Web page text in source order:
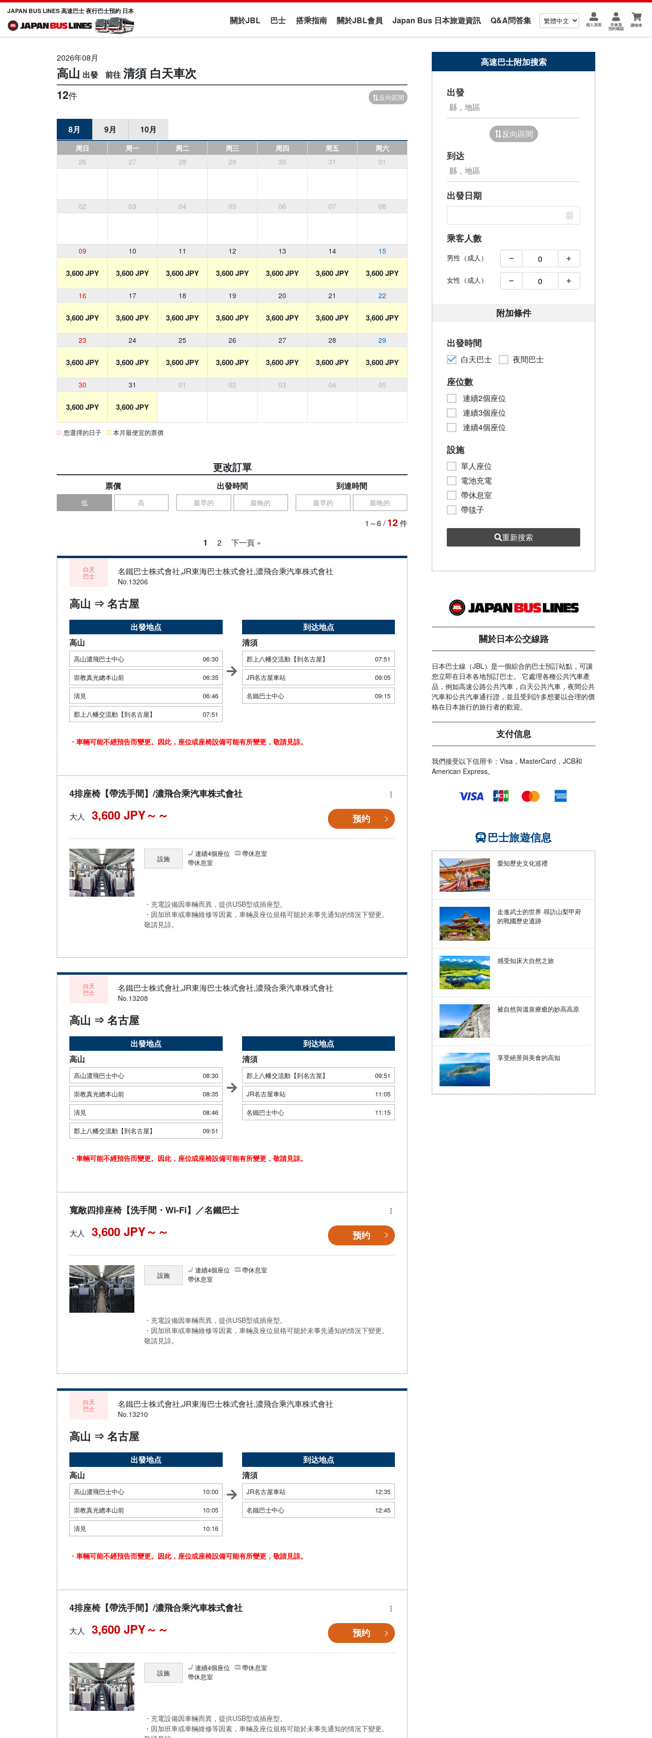
JAPAN BUS LINES 高速巴士 夜行巴士預約 日本
關於JBL 巴士 搭乘指南 關於JBL會員 Japan Bus 日本旅遊資訊 Q&A問答集 個人頁面 非會員
預約確認
購物車
2026年08月
高山 清須 白天車次
12件 反向區間
8月 9月 10月
周日 周一 周二 周三 周四 周五
周六
26
27 28 29 30 31 01
02 03 04 05 06 07 08
09 10 11 12 13 14 15
3,600 JPY 3,600 JPY 3,600 JPY 3,600 JPY 3,600 JPY 3,600 JPY 3,600 JPY
16 17 18 19 20 21 22
3,600 JPY 3,600 JPY 3,600 JPY 3,600 JPY 3,600 JPY 3,600 JPY 3,600 JPY
23 24 25 26 27 28 29
3,600 JPY 3,600 JPY 3,600 JPY 3,600 JPY 3,600 JPY 3,600 JPY 3,600 JPY
30 31 01 02 03 04 05
3,600 JPY 3,600 JPY
您選擇的日子 本月最便宜的票價
更改訂單
票價
低 高
出發時間
最早的 最晚的
到達時間
最早的 最晚的
1～6/12件
1
2 下一頁 »
白天
巴士 名鐵巴士株式會社,JR東海巴士株式會社,濃飛合乘汽車株式會社
No.13206
高山 ⇒ 名古屋
出發地点
高山
高山濃飛巴士中心
06:30
崇教真光總本山前
06:35
清見
06:46
郡上八幡交流動【到名古屋】
07:51
到达地点
清須
郡上八幡交流動【到名古屋】
07:51
JR名古屋車站
09:05
名鐵巴士中心
09:15
・車輛可能不經預告而變更。因此，座位或座椅設備可能有所變更，敬請見諒。
4排座椅【帶洗手間】/濃飛合乘汽車株式會社
大人 3,600 JPY～ 预约
設施
連續4個座位
帶休息室
帶休息室
・充電設備因車輛而異，提供USB型或插座型。
・因加班車或車輛維修等因素，車輛及座位規格可能於未事先通知的情況下變更。
敬請見諒。
白天
巴士 名鐵巴士株式會社,JR東海巴士株式會社,濃飛合乘汽車株式會社
No.13208
高山 ⇒ 名古屋
出發地点
高山
高山濃飛巴士中心
08:30
崇教真光總本山前
08:35
清見
08:46
郡上八幡交流動【到名古屋】
09:51
到达地点
清須
郡上八幡交流動【到名古屋】
09:51
JR名古屋車站
11:05
名鐵巴士中心
11:15
・車輛可能不經預告而變更。因此，座位或座椅設備可能有所變更，敬請見諒。
寬敞四排座椅【洗手間・Wi-Fi】／名鐵巴士
大人 3,600 JPY～ 预约
設施
連續4個座位
帶休息室
帶休息室
・充電設備因車輛而異，提供USB型或插座型。
・因加班車或車輛維修等因素，車輛及座位規格可能於未事先通知的情況下變更。
敬請見諒。
白天
巴士 名鐵巴士株式會社,JR東海巴士株式會社,濃飛合乘汽車株式會社
No.13210
高山 ⇒ 名古屋
出發地点
高山
高山濃飛巴士中心
10:00
崇教真光總本山前
10:05
清見
10:16
到达地点
清須
JR名古屋車站
12:35
名鐵巴士中心
12:45
・車輛可能不經預告而變更。因此，座位或座椅設備可能有所變更，敬請見諒。
4排座椅【帶洗手間】/濃飛合乘汽車株式會社
大人 3,600 JPY～ 预约
設施
連續4個座位
帶休息室
帶休息室
・充電設備因車輛而異，提供USB型或插座型。
・因加班車或車輛維修等因素，車輛及座位規格可能於未事先通知的情況下變更。
高速巴士附加搜索
出發
反向區間
到达
出發日期
乘客人數
男性（成人）
女性（成人）
附加條件
出發時間
白天巴士 夜間巴士
座位數
連續2個座位
連續3個座位
連續4個座位
設施
單人座位
電池充電
帶休息室
帶毯子
重新搜索
關於日本公交線路
日本巴士線（JBL）是一個綜合的巴士預訂站點，可讓
您立即在日本各地預訂巴士。 它處理各種公共汽車產
品，例如高速公路公共汽車，白天公共汽車，夜間公共
汽車和公共汽車通行證，並且受到許多想要以合理的價
格在日本旅行的旅行者的歡迎。
支付信息
我們接受以下信用卡：Visa，MasterCard，JCB和
American Express。
巴士旅遊信息
愛知歷史文化巡禮
走進武士的世界 尋訪山梨甲府
的戰國歷史遺跡
感受知床大自然之旅
被自然與溫泉療癒的妙高高原
享受絕景與美食的高知